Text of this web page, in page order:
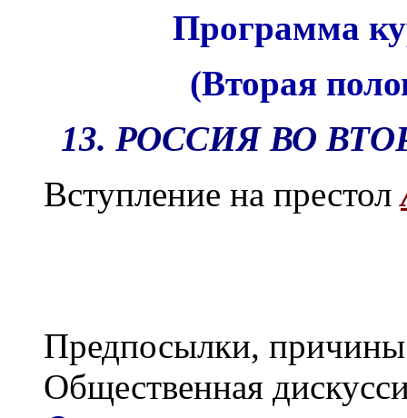
Программа
(Вторая
13. РОССИЯ ВО
Вступление на престол
Предпосылки,
Общественная